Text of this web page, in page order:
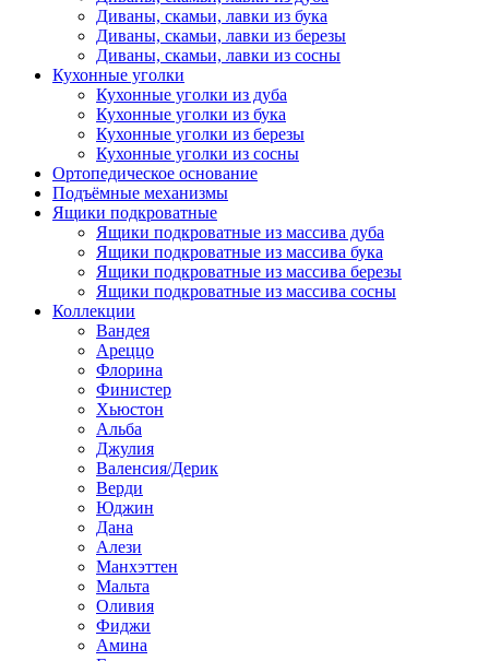
Диваны, скамьи, лавки из бука
Диваны, скамьи, лавки из березы
Диваны, скамьи, лавки из сосны
Кухонные уголки
Кухонные уголки из дуба
Кухонные уголки из бука
Кухонные уголки из березы
Кухонные уголки из сосны
Ортопедическое основание
Подъёмные механизмы
Ящики подкроватные
Ящики подкроватные из массива дуба
Ящики подкроватные из массива бука
Ящики подкроватные из массива березы
Ящики подкроватные из массива сосны
Коллекции
Вандея
Ареццо
Флорина
Финистер
Хьюстон
Альба
Джулия
Валенсия/Дерик
Верди
Юджин
Дана
Алези
Манхэттен
Мальта
Оливия
Фиджи
Амина